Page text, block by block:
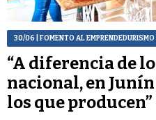
30/06 | FOMENTO AL EMPRENDEDURISMO
“A diferencia de
nacional, en
los que producen”